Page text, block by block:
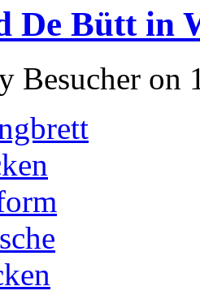
De Bütt in
Besucher on